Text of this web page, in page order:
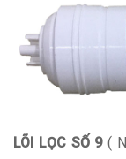
LÕI LỌC SỐ 9(